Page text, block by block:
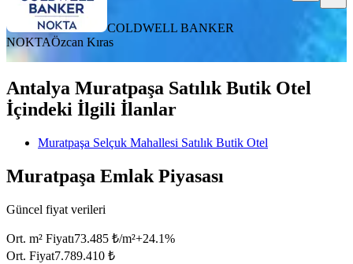
COLDWELL BANKER
NOKTAÖzcan Kıras
Antalya Muratpaşa Satılık Butik Otel
İçindeki İlgili İlanlar
Muratpaşa Selçuk Mahallesi Satılık Butik Otel
Muratpaşa Emlak Piyasası
Güncel fiyat verileri
Ort. m² Fiyatı73.485 ₺/m²+24.1%
Ort. Fiyat7.789.410 ₺